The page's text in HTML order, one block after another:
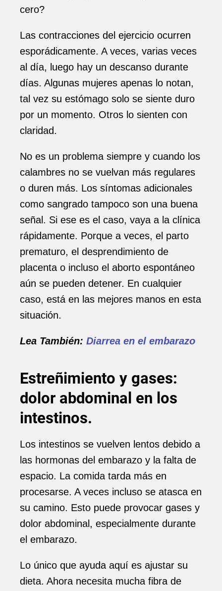
cero?
Las contracciones del ejercicio ocurren
esporádicamente. A veces, varias veces
al día, luego hay un descanso durante
días. Algunas mujeres apenas lo notan,
tal vez su estómago solo se siente duro
por un momento. Otros lo sienten con
claridad.
No es un problema siempre y cuando los
calambres no se vuelvan más regulares
o duren más. Los síntomas adicionales
como sangrado tampoco son una buena
señal. Si ese es el caso, vaya a la clínica
rápidamente. Porque a veces, el parto
prematuro, el desprendimiento de
placenta o incluso el aborto espontáneo
aún se pueden detener. En cualquier
caso, está en las mejores manos en esta
situación.
Lea También: Diarrea en el embarazo
Estreñimiento y gases:
dolor abdominal en los
intestinos.
Los intestinos se vuelven lentos debido a
las hormonas del embarazo y la falta de
espacio. La comida tarda más en
procesarse. A veces incluso se atasca en
su camino. Esto puede provocar gases y
dolor abdominal, especialmente durante
el embarazo.
Lo único que ayuda aquí es ajustar su
dieta. Ahora necesita mucha fibra de